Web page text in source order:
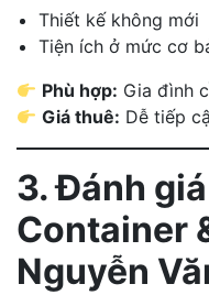
Thiết kế không mới
Tiện ích ở mức cơ
Phù hợp: Gia đình
Giá thuê: Dễ tiếp
3. Đánh
Container
Nguyễn